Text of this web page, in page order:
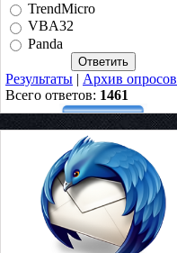
TrendMicro
VBA32
Panda
Результаты | Архив опросов
Всего ответов: 1461